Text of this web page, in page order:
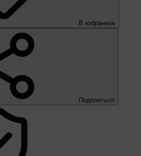
В избранное
Поделиться